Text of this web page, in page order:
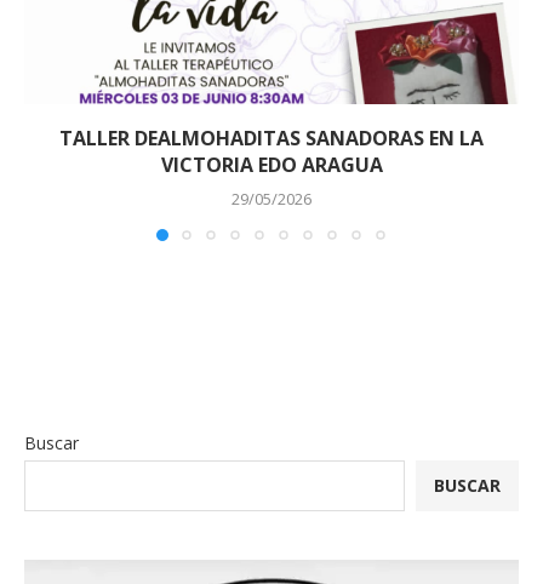
TALLER DEALMOHADITAS SANADORAS EN LA
VICTORIA EDO ARAGUA
29/05/2026
Buscar
BUSCAR